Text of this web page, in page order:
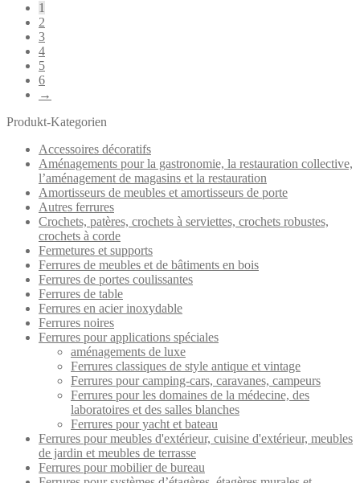
1
2
3
4
5
6
→
Produkt-Kategorien
Accessoires décoratifs
Aménagements pour la gastronomie, la restauration collective,
l’aménagement de magasins et la restauration
Amortisseurs de meubles et amortisseurs de porte
Autres ferrures
Crochets, patères, crochets à serviettes, crochets robustes,
crochets à corde
Fermetures et supports
Ferrures de meubles et de bâtiments en bois
Ferrures de portes coulissantes
Ferrures de table
Ferrures en acier inoxydable
Ferrures noires
Ferrures pour applications spéciales
aménagements de luxe
Ferrures classiques de style antique et vintage
Ferrures pour camping-cars, caravanes, campeurs
Ferrures pour les domaines de la médecine, des
laboratoires et des salles blanches
Ferrures pour yacht et bateau
Ferrures pour meubles d'extérieur, cuisine d'extérieur, meubles
de jardin et meubles de terrasse
Ferrures pour mobilier de bureau